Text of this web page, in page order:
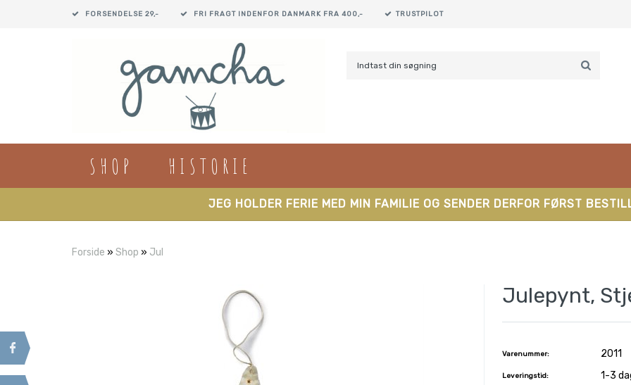
FORSENDELSE 29,- FRI FRAGT INDENFOR DANMARK FRA 400,- TRUSTPILOT
SHOP HISTORIE
JEG HOLDER FERIE MED MIN FAMILIE OG SENDER DERFOR FØRST
Forside » Shop » Jul
Julepynt,
Varenummer: 2011
Leveringstid: 1-3